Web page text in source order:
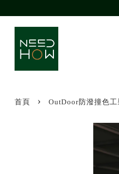
首頁 › OutDoor防潑撞色工